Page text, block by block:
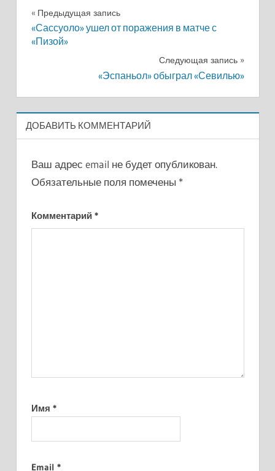
Навигация
по
Предыдущая запись
«Сассуоло» ушел от поражения в матче с
«Пизой»
Следующая запись
«Эспаньол» обыграл «Севилью»
ДОБАВИТЬ КОММЕНТАРИЙ
Ваш адрес email не будет опубликован.
Обязательные поля помечены *
Комментарий *
Имя *
Email *